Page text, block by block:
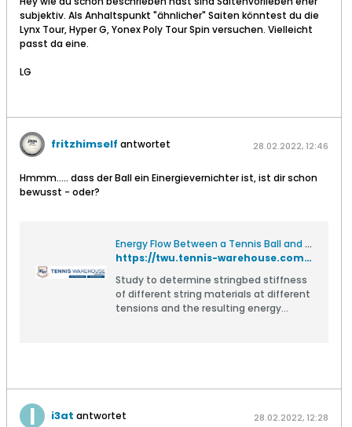
subjektiv. Als Anhaltspunkt "ähnlicher" Saiten könntest du die
Lynx Tour, Hyper G, Yonex Poly Tour Spin versuchen. Vielleicht
passt da eine.
LG
fritzhimself antwortet 28.02.2022, 12:46
Hmmm..... dass der Ball ein Einergievernichter ist, ist dir schon
bewusst - oder?
Energy Flow Between a Tennis Ball and Stringbed
https://twu.tennis-warehouse.com/learning_center/stringbeds.php
Study to determine stringbed stiffness
of different string materials at different
tensions and the resulting energy
i3at antwortet 28.02.2022, 12:28